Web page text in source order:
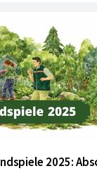
2025: